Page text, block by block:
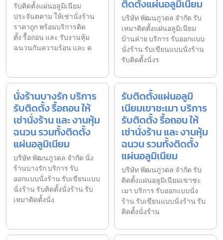
รับติดตั้งแผ่นอลูมิเนียม
ประจันตคาม ให้เช่านั่งร้าน
ราคาถูก พร้อมบริการติด
ตั้ง รื้อถอน และ รับงานหุ้ม
ฉนวนกันความร้อน และ ค
ติดตั้งแผ่นอลูมิเนียม
บริษัท พัฒนภูวดล จำกัด รับ
เหมาติดตั้งแผ่นอลูมิเนียม
บ้านค่าย บริการ รับออกแบบ
นั่งร้าน รับเขียนแบบนั่งร้าน
รับติดตั้งนั่งร
นั่งร้านบางรัก บริการ
รับติดตั้ง รื้อถอน ให้
เช่านั่งร้าน และ งานหุ้ม
ฉนวน รวมทั้งติดตั้ง
แผ่นอลูมิเนียม
บริษัท พัฒนภูวดล จำกัด นั่ง
ร้านบางรัก บริการ รับ
ออกแบบนั่งร้าน รับเขียนแบบ
นั่งร้าน รับติดตั้งนั่งร้าน รับ
เหมาติดตั้งนั่ง
รับติดตั้งแผ่นอลูมิ
เนียมเขาชะเมา บริการ
รับติดตั้ง รื้อถอน ให้
เช่านั่งร้าน และ งานหุ้ม
ฉนวน รวมทั้งติดตั้ง
แผ่นอลูมิเนียม
บริษัท พัฒนภูวดล จำกัด รับ
ติดตั้งแผ่นอลูมิเนียมเขาชะ
เมา บริการ รับออกแบบนั่ง
ร้าน รับเขียนแบบนั่งร้าน รับ
ติดตั้งนั่งร้าน